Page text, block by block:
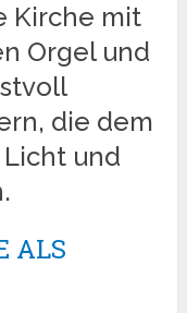
Kirche mit
Orgel und
die dem
und
ALS